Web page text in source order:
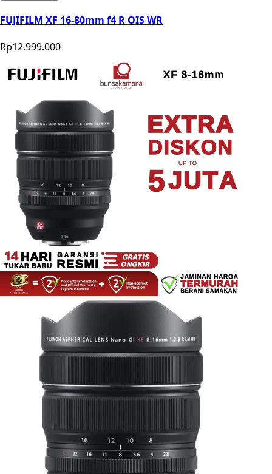
FUJIFILM XF 16-80mm f4 R OIS WR
Rp12.999.000